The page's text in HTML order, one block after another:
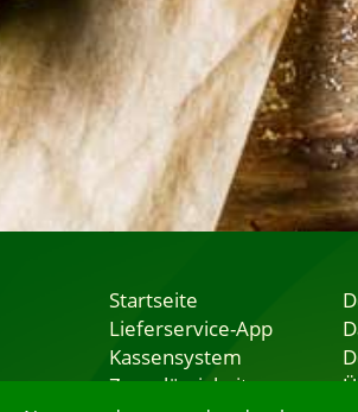
Startseite
Lieferservice-App
Kassensystem
Zuverlässigkeit